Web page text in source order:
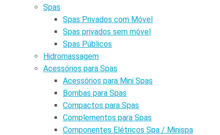
Spas
Spas Privados com Móvel
Spas privados sem móvel
Spas Públicos
Hidromassagem
Acessórios para Spas
Acessórios para Mini Spas
Bombas para Spas
Compactos para Spas
Complementos para Spas
Componentes Elétricos Spa / Minispa